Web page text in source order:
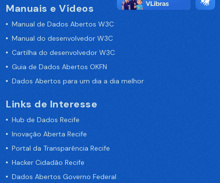
Manuais e Vídeos
Manual de Dados Abertos W3C
Manual do desenvolvedor W3C
Cartilha do desenvolvedor W3C
Guia de Dados Abertos OKFN
Dados Abertos para um dia a dia melhor
Links de Interesse
Hub de Dados Recife
Inovação Aberta Recife
Portal da Transparência Recife
Hacker Cidadão Recife
Dados Abertos Governo Federal